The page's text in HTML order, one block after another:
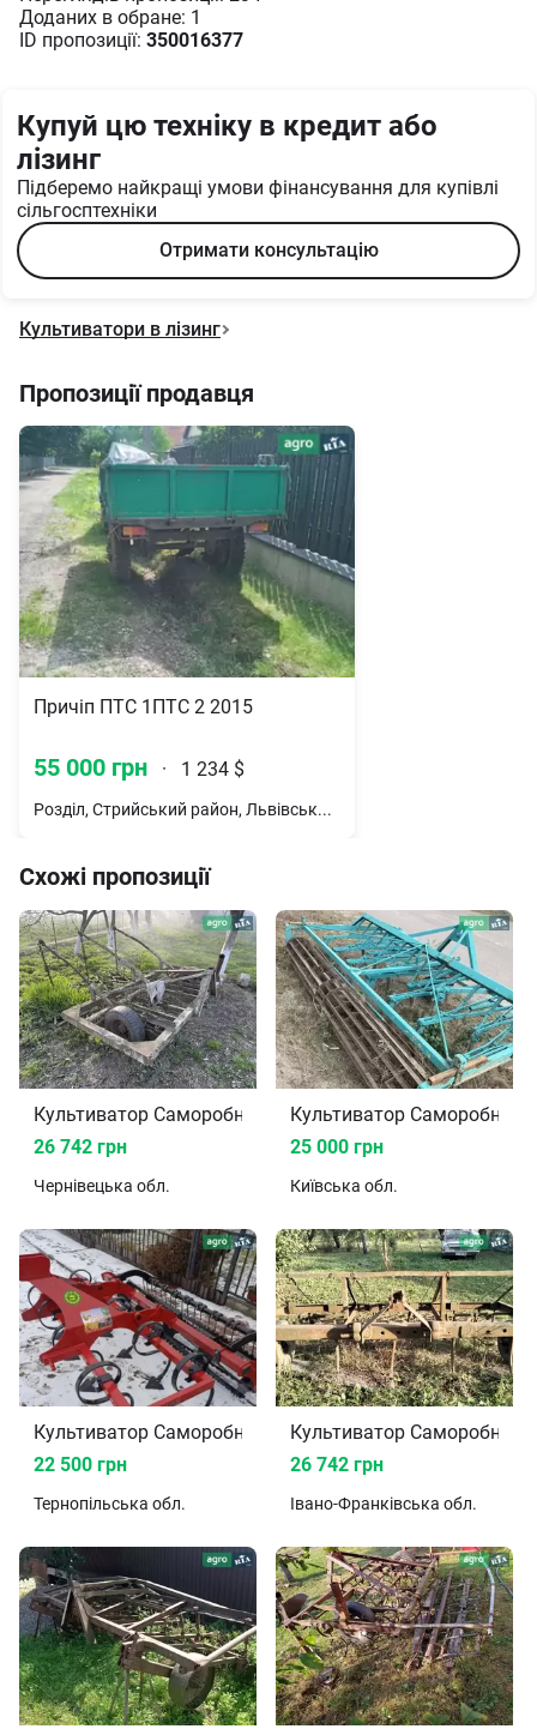
Доданих в oбране: 1
ID пропозиції: 350016377
Купуй цю техніку в кредит або
лізинг
Підберемо найкращі умови фінансування для купівлі
сільгосптехніки
Отримати консультацію
Культиватори в лізинг
Пропозиції продавця
Причіп ПТС 1ПТС 2 2015
55 000 грн · 1 234 $
Розділ, Стрийський район, Львівська обл.
Схожі пропозиції
Культиватор Саморобний 2010
26 742 грн
Чернівецька обл.
25 000 грн
Київська обл.
Культиватор Саморобний 2025
22 500 грн
Тернопільська обл.
26 742 грн
Івано-Франківська обл.